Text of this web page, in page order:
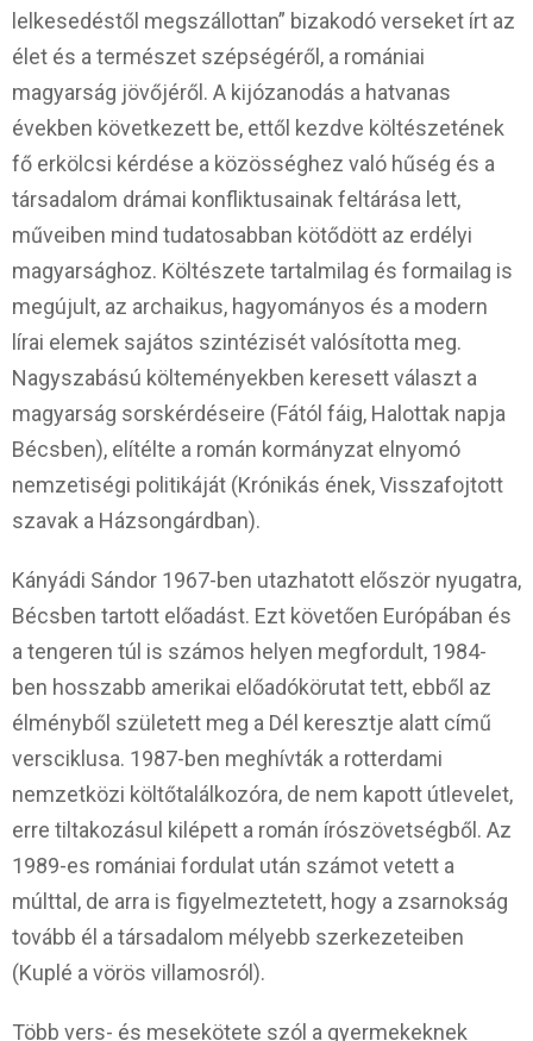
lelkesedéstől megszállottan” bizakodó verseket írt az
élet és a természet szépségéről, a romániai
magyarság jövőjéről. A kijózanodás a hatvanas
években következett be, ettől kezdve költészetének
fő erkölcsi kérdése a közösséghez való hűség és a
társadalom drámai konfliktusainak feltárása lett,
műveiben mind tudatosabban kötődött az erdélyi
magyarsághoz. Költészete tartalmilag és formailag is
megújult, az archaikus, hagyományos és a modern
lírai elemek sajátos szintézisét valósította meg.
Nagyszabású költeményekben keresett választ a
magyarság sorskérdéseire (Fától fáig, Halottak napja
Bécsben), elítélte a román kormányzat elnyomó
nemzetiségi politikáját (Krónikás ének, Visszafojtott
szavak a Házsongárdban).
Kányádi Sándor 1967-ben utazhatott először nyugatra,
Bécsben tartott előadást. Ezt követően Európában és
a tengeren túl is számos helyen megfordult, 1984-
ben hosszabb amerikai előadókörutat tett, ebből az
élményből született meg a Dél keresztje alatt című
versciklusa. 1987-ben meghívták a rotterdami
nemzetközi költőtalálkozóra, de nem kapott útlevelet,
erre tiltakozásul kilépett a román írószövetségből. Az
1989-es romániai fordulat után számot vetett a
múlttal, de arra is figyelmeztetett, hogy a zsarnokság
tovább él a társadalom mélyebb szerkezeteiben
(Kuplé a vörös villamosról).
Több vers- és mesekötete szól a gyermekeknek